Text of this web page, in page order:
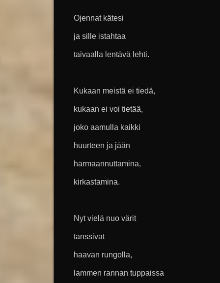
Ojennat kätesi
ja sille istahtaa
taivaalla lentävä lehti.
Kukaan meistä ei tiedä,
kukaan ei voi tietää,
joko aamulla kaikki
huurteen ja jään
harmaannuttamina,
kirkastamina.
Nyt vielä nuo värit
tanssivat
haavan rungolla,
lammen rannan tuppaissa